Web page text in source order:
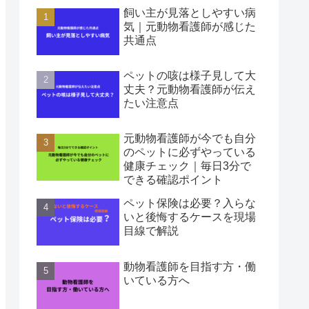
飼い主が見落としやすい病
気｜元動物看護師が感じた
共通点
ペットの咳は様子見して大
丈夫？元動物看護師が伝え
たい注意点
元動物看護師が今でも自分
のペットに必ずやっている
健康チェック｜毎日3分で
できる確認ポイント
ペット保険は必要？入らな
いと後悔するケースを現場
目線で解説
動物看護師を目指す方・働
いている方へ